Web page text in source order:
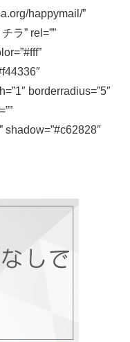
happymail/”
ラ” rel=””
borderradius=”5″
shadow=”#c62828″